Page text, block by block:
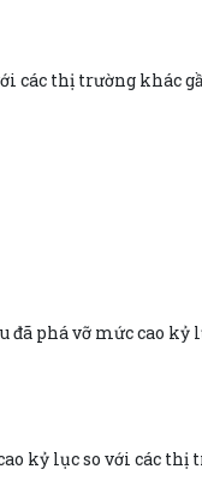
các thị trường khác
đã phá vỡ mức cao
kỷ lục so với các